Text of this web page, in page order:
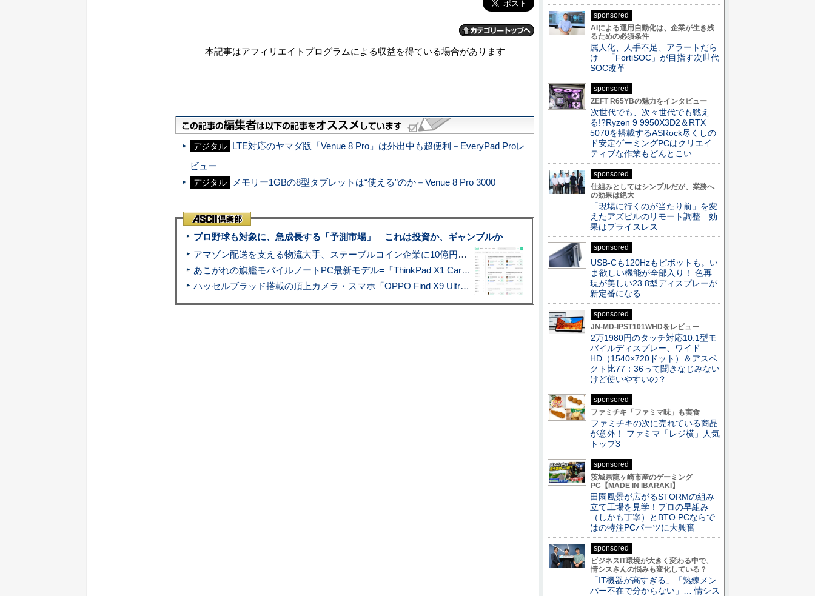
本記事はアフィリエイトプログラムによる収益を得ている場合があります
デジタル
LTE対応のヤマダ版「Venue 8 Pro」は外出中も超便利－EveryPad Proレ
ビュー
デジタル メモリー1GBの8型タブレットは“使える”のか－Venue 8 Pro 3000
プロ野球も対象に、急成長する「予測市場」 これは投資か、ギャンブルか
アマゾン配送を支える物流大手、ステーブルコイン企業に10億円投資のワケ
あこがれの旗艦モバイルノートPC最新モデル=「ThinkPad X1 Carbon Gen 14 Aura Edition」実機レビュー
ハッセルブラッド搭載の頂上カメラ・スマホ「OPPO Find X9 Ultra」実写レビュー=プロが本気で徹底撮影しました!!
sponsored
AIによる運用自動化は、企業が生き残
るための必須条件
属人化、人手不足、アラートだら
け 「FortiSOC」が目指す次世代
SOC改革
sponsored
ZEFT R65YBの魅力をインタビュー
次世代でも、次々世代でも戦え
る!?Ryzen 9 9950X3D2＆RTX
5070を搭載するASRock尽くしの
ド安定ゲーミングPCはクリエイ
ティブな作業もどんとこい
sponsored
仕組みとしてはシンプルだが、業務へ
の効果は絶大
「現場に行くのが当たり前」を変
えたアズビルのリモート調整 効
果はプライスレス
sponsored
USB-Cも120Hzもピボットも。い
ま欲しい機能が全部入り！ 色再
現が美しい23.8型ディスプレーが
新定番になる
sponsored
JN-MD-IPST101WHDをレビュー
2万1980円のタッチ対応10.1型モ
バイルディスプレー、ワイド
HD（1540×720ドット）＆アスペ
クト比77：36って聞きなじみない
けど使いやすいの？
sponsored
ファミチキ「ファミマ味」も実食
ファミチキの次に売れている商品
が意外！ ファミマ「レジ横」人気
トップ3
sponsored
茨城県龍ヶ崎市産のゲーミング
PC【MADE IN IBARAKI】
田園風景が広がるSTORMの組み
立て工場を見学！プロの早組み
（しかも丁寧）とBTO PCならで
はの特注PCパーツに大興奮
sponsored
ビジネスIT環境が大きく変わる中で、
情シスさんの悩みも変化している？
「IT機器が高すぎる」「熟練メン
バー不在で分からない」… 情シス